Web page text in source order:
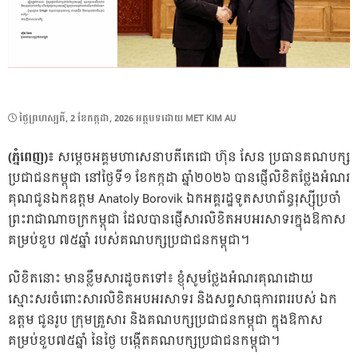
POSTED
ថ្ងៃ​ព្រហស្បតិ៍, 2 ខែ​កក្កដា, 2026អត្ថបទដោយ MET KIM AU
(ភ្នំពេញ)៖ សម្ដេចអគ្គមហាសេនាបតីតេជោ ហ៊ុន សែន ប្រធានគណបក្ស
ប្រជាជនកម្ពុជា នៅថ្ងៃទី១ ខែកក្កដា ឆ្នាំ២០២៦ បានផ្ញើលិខិតថ្លែងអំណរ
គុណជូនឯកឧត្តម Anatoly Borovik ឯកអគ្គរដ្ឋទូតសហព័ន្ធរុស្ស៊ីប្រចាំ
ព្រះរាជាណាចក្រកម្ពុជា ដែលបានផ្ញើសារលិខិតអបអរសាទរក្នុងឱកាស
គម្រប់ខួប ៧៥ឆ្នាំ របស់គណបក្សប្រជាជនកម្ពុជា។
លិខិតនោះ មានខ្លឹមសារដូចតទៅ៖ ខ្ញុំសូមថ្លែងអំណរគុណដោយ
ស្មោះសរចំពោះសារលិខិតអបអរសាទរ និងសព្ទសាធុការពររបស់ ឯក
ឧត្តម ជូនរូប ក្រុមគ្រួសារ និងគណបក្សប្រជាជនកម្ពុជា ក្នុងឱកាស
គម្រប់ខួប៧៥ឆ្នាំ នៃថ្ងៃ បង្កើតគណបក្សប្រជាជនកម្ពុជា។